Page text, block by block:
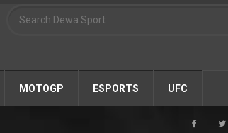
MOTOGP ESPORTS UFC